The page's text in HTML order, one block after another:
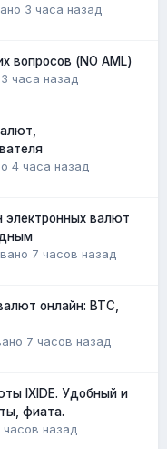
3 часа назад
вопросов (NO AML)
3 часа назад
4 часа назад
валют
7 часов назад
онлайн: BTC,
7 часов назад
IXIDE. Удобный и
фиата.
часов назад